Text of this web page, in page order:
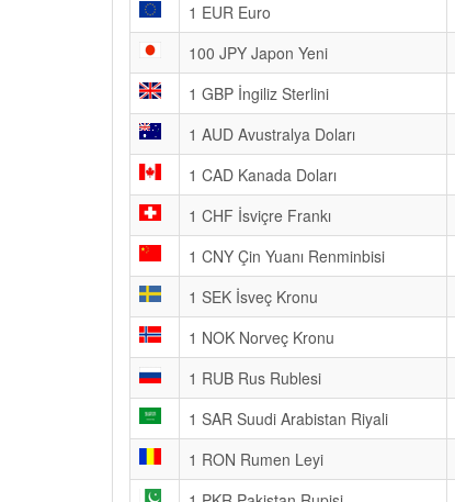
1 EUR Euro
100 JPY Japon Yeni
1 GBP İngiliz Sterlini
1 AUD Avustralya Doları
1 CAD Kanada Doları
1 CHF İsviçre Frankı
1 CNY Çin Yuanı Renminbisi
1 SEK İsveç Kronu
1 NOK Norveç Kronu
1 RUB Rus Rublesi
1 SAR Suudi Arabistan Riyali
1 RON Rumen Leyi